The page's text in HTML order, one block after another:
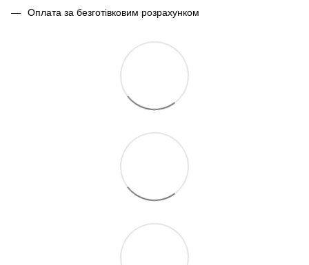
Оплата за безготівковим розрахунком